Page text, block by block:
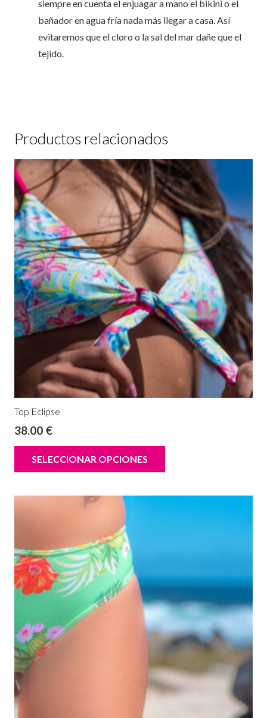
siempre en cuenta el enjuagar a mano el bikini o el
bañador en agua fría nada más llegar a casa. Así
evitaremos que el cloro o la sal del mar dañe que el
tejido.
Productos relacionados
Top Eclipse
38.00 €
SELECCIONAR OPCIONES